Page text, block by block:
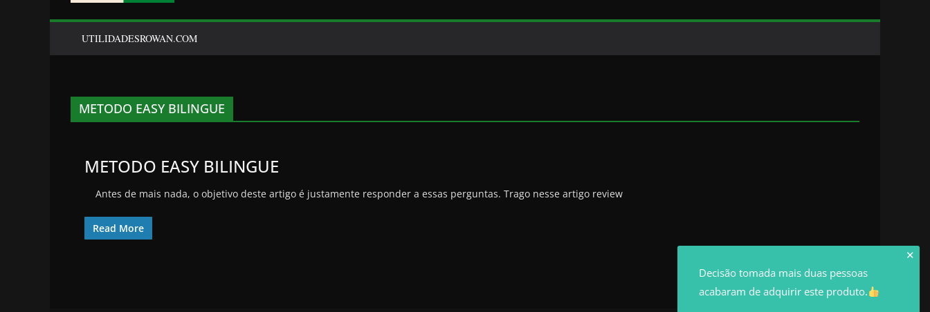
UTILIDADESROWAN.COM
METODO EASY BILINGUE
METODO EASY BILINGUE
Antes de mais nada, o objetivo deste artigo é justamente responder a essas perguntas. Trago nesse artigo review
Read More
✕
Decisão tomada mais duas pessoas
acabaram de adquirir este produto.